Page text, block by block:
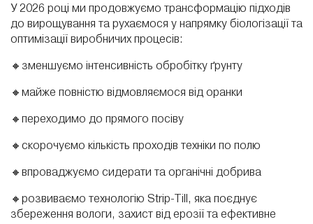
У 2026 році ми продовжуємо трансформацію підходів
до вирощування та рухаємося у напрямку біологізації та
оптимізації виробничих процесів:
🔸зменшуємо інтенсивність обробітку ґрунту
🔸майже повністю відмовляємося від оранки
🔸переходимо до прямого посіву
🔸скорочуємо кількість проходів техніки по полю
🔸впроваджуємо сидерати та органічні добрива
🔸розвиваємо технологію Strip-Till, яка поєднує
збереження вологи, захист від ерозії та ефективне